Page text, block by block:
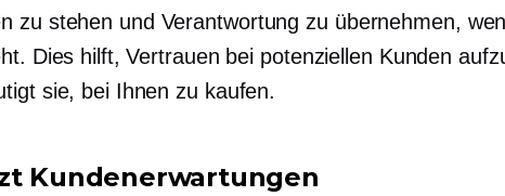
zu stehen und Verantwortung zu übernehmen,
Dies hilft, Vertrauen bei potenziellen Kunden
sie, bei Ihnen zu kaufen.
Kundenerwartungen